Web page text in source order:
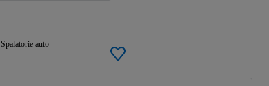
Spalatorie auto